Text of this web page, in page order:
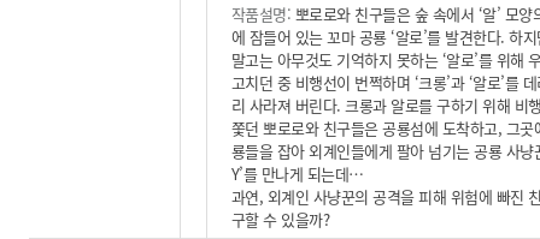
작품설명: 뽀로로와 친구들은 숲 속에서 ‘알’ 모양
에 잠들어 있는 꼬마 공룡 ‘알로’를 발견한다. 하
말고는 아무것도 기억하지 못하는 ‘알로’를 위해
고치던 중 비행선이 번쩍하며 ‘크롱’과 ‘알로’를
리 사라져 버린다. 크롱과 알로를 구하기 위해 비
쫓던 뽀로로와 친구들은 공룡섬에 도착하고, 그곳
룡들을 잡아 외계인들에게 팔아 넘기는 공룡 사냥
Y’를 만나게 되는데…
과연, 외계인 사냥꾼의 공격을 피해 위험에 빠진
구할 수 있을까?